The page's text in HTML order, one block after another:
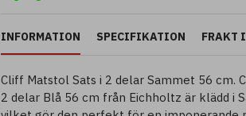
INFORMATION SPECIFIKATION FRAKT
Cliff Matstol Sats i 2 delar Sammet 56 cm.
2 delar Blå 56 cm från Eichholtz är klädd i